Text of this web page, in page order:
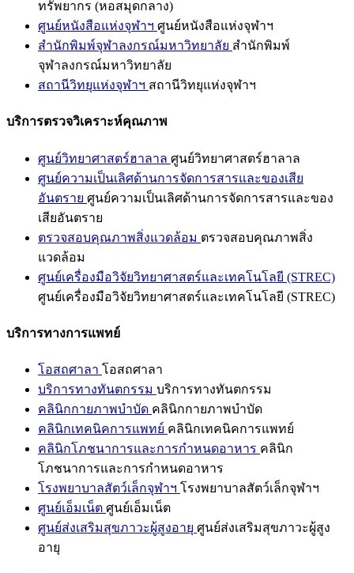
ทรัพยากร (หอสมุดกลาง)
ศูนย์หนังสือแห่งจุฬาฯ ศูนย์หนังสือแห่งจุฬาฯ
สำนักพิมพ์จุฬาลงกรณ์มหาวิทยาลัย สำนักพิมพ์
จุฬาลงกรณ์มหาวิทยาลัย
สถานีวิทยุแห่งจุฬาฯ สถานีวิทยุแห่งจุฬาฯ
บริการตรวจวิเคราะห์คุณภาพ
ศูนย์วิทยาศาสตร์ฮาลาล ศูนย์วิทยาศาสตร์ฮาลาล
ศูนย์ความเป็นเลิศด้านการจัดการสารและของเสีย
อันตราย ศูนย์ความเป็นเลิศด้านการจัดการสารและของ
เสียอันตราย
ตรวจสอบคุณภาพสิ่งแวดล้อม ตรวจสอบคุณภาพสิ่ง
แวดล้อม
ศูนย์เครื่องมือวิจัยวิทยาศาสตร์และเทคโนโลยี (STREC)
ศูนย์เครื่องมือวิจัยวิทยาศาสตร์และเทคโนโลยี (STREC)
บริการทางการแพทย์
โอสถศาลา โอสถศาลา
บริการทางทันตกรรม บริการทางทันตกรรม
คลินิกกายภาพบำบัด คลินิกกายภาพบำบัด
คลินิกเทคนิคการแพทย์ คลินิกเทคนิคการแพทย์
คลินิกโภชนาการและการกำหนดอาหาร คลินิก
โภชนาการและการกำหนดอาหาร
โรงพยาบาลสัตว์เล็กจุฬาฯ โรงพยาบาลสัตว์เล็กจุฬาฯ
ศูนย์เอ็มเน็ต ศูนย์เอ็มเน็ต
ศูนย์ส่งเสริมสุขภาวะผู้สูงอายุ ศูนย์ส่งเสริมสุขภาวะผู้สูง
อายุ